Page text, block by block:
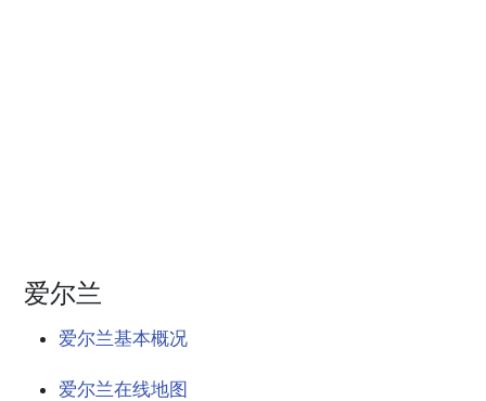
爱尔兰
爱尔兰基本概况
爱尔兰在线地图